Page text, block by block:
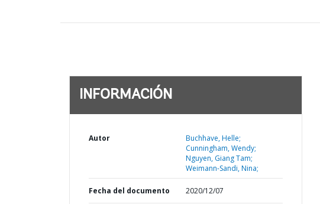
INFORMACIÓN
Autor
Buchhave, Helle;
Cunningham, Wendy;
Nguyen, Giang Tam;
Weimann-Sandi, Nina;
Fecha del documento 2020/12/07